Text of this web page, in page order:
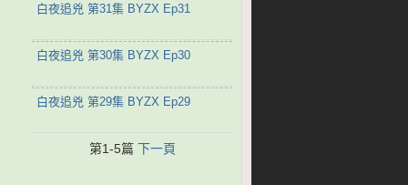
白夜追兇 第31集 BYZX Ep31
白夜追兇 第30集 BYZX Ep30
白夜追兇 第29集 BYZX Ep29
第1-5篇 下一頁